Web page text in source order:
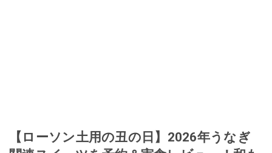
【ローソン土用の丑の日】2026年うなぎ